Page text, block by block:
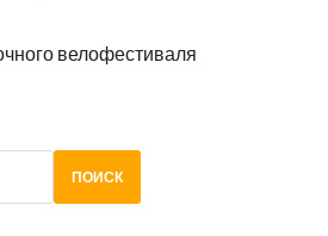
велофестиваля
ПОИСК